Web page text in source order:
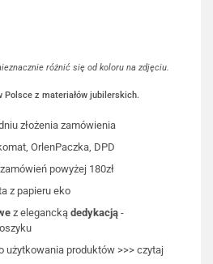
różnić się od koloru na zdjęciu.
Polsce z materiałów jubilerskich.
złożenia zamówienia
OrlenPaczka, DPD
powyżej 180zł
z papieru eko
z eleganckądedykacją -
użytkowania produktów >>> czytaj